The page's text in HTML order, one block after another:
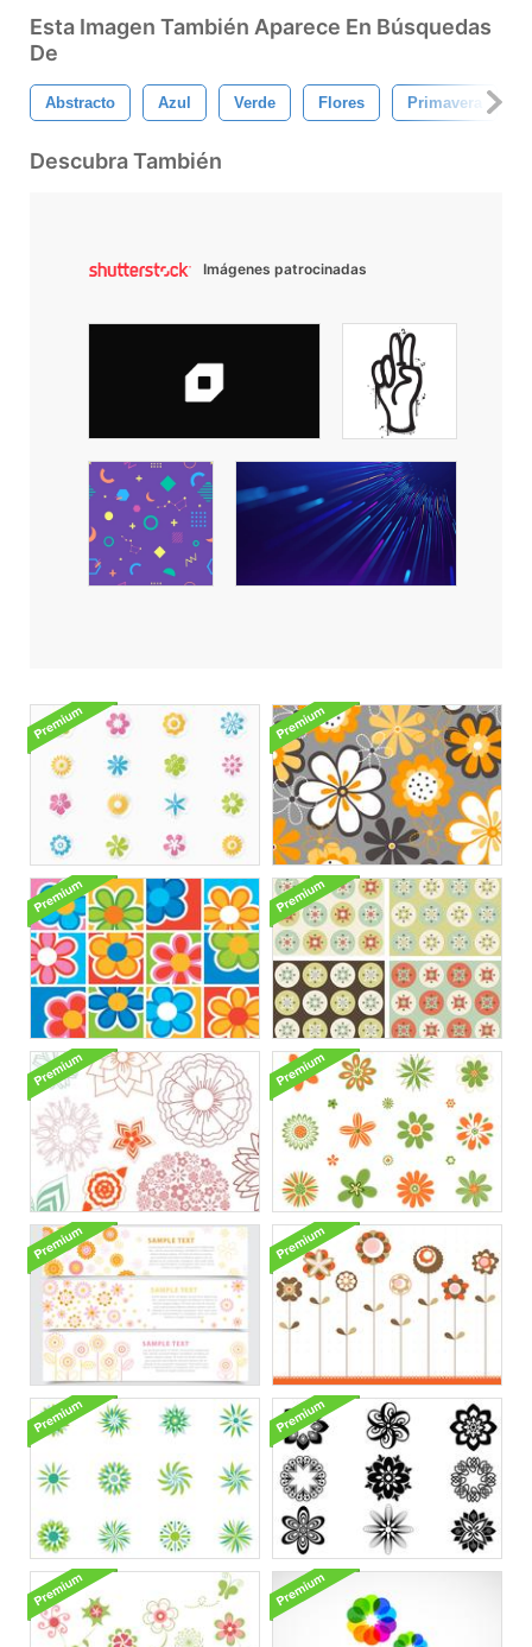
Esta Imagen También Aparece En Búsquedas
De
Abstracto Azul Verde Flores Primavera
Descubra También
Imágenes patrocinadas